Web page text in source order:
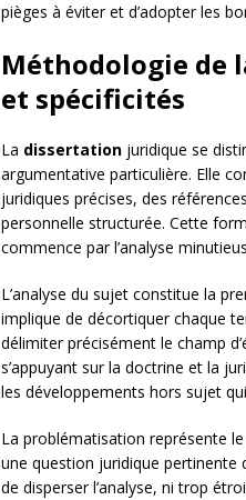
pièges à éviter et d’adopter les
Méthodologie de
et spécificités
La dissertation juridique se
argumentative particulière. Elle
juridiques précises, des
personnelle structurée. Cette
commence par l’analyse
L’analyse du sujet constitue la
implique de décortiquer chaque
délimiter précisément le champ
s’appuyant sur la doctrine et la
les développements hors sujet
La problématisation représente
une question juridique pertinente
de disperser l’analyse, ni trop